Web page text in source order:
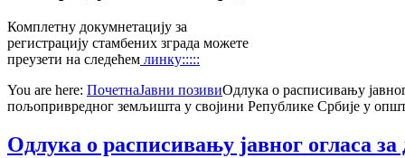
Комплетну докумнетацију за
регистрацију стамбених зграда можете
преузети на следећем линку:::::
You are here: ПочетнаЈавни позивиОдлука о расписивању
пољопривредног земљишта у својини Републике Србије у
Одлука о расписивању јавног огласа